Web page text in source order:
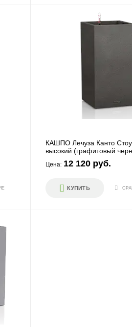
КАШПО Лечуза Канто
высокий (графитовый
Цена: 12 120 руб.
КУПИТЬ